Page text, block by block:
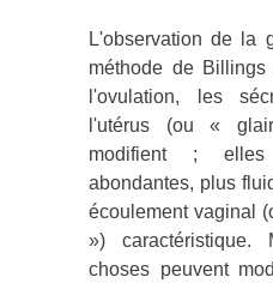
L'observation de la
méthode de
l'ovulation, les
l'utérus (ou «
modifient ; elles
abondantes, plus
écoulement vaginal
») caractéristique.
choses peuvent